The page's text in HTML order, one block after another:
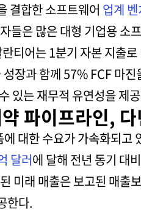
결합한 소프트웨어 업계
들은 많은 대형 기업용 소
티어는 1분기 자본 지출
장과 함께 57% FCF 마
있는 재무적 유연성을 제
파이프라인,
대한 수요가 가속화되고
달러에 달해 전년 동기 대
미래 매출은 보고된 매출
한다.